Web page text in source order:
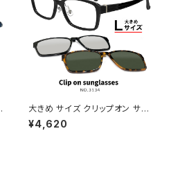
大きめ サイズ クリップオン サン
グラス 3134-1 偏光 レンズ付き
眼鏡 大きい サイズ メガネ メン
¥4,620